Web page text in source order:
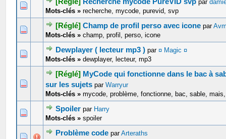
par
Mots-clés »recherche, mycode, purevid, svp
0 Votes - 0 sur 5 en moyenne
12345
[Réglé] Champ de profil perso avec icone par
Mots-clés »champ, profil, perso, icone
0 Votes - 0 sur 5 en moyenne
1234 5
Dewplayer ( lecteur mp3 ) par ¤ Magic ¤
Mots-clés »dewplayer, lecteur, mp3
0 Votes - 0 sur 5 en moyenne
1 2345
[Réglé] MyCode qui fonctionne dans le bac à
sur les sujets parWarryur
Mots-clés »mycode, problème, fonctionne, bac, sable,
0 Votes - 0 sur 5 en moyenne
123 45
Spoiler par Harry
Mots-clés »spoiler
0 Votes - 0 sur 5 en moyenne
1 234
Problème code parArteraths
1 Votes - 5 sur 5 en moyenne
1234 5